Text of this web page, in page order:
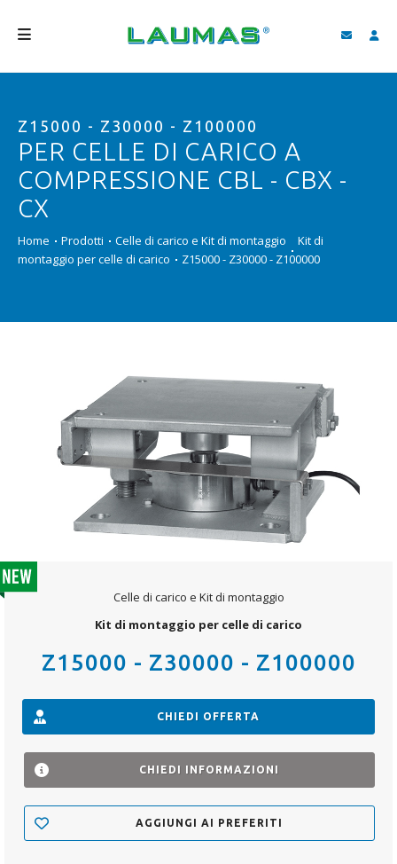
PRODOTTI
SERVIZI
ASSISTENZA E DOWNLOAD
VIDEO
Z15000 - Z30000 - Z100000
PER CELLE DI CARICO A
COMPRESSIONE CBL - CBX -
CX
Home Prodotti Celle di carico e Kit di montaggio
Kit di
montaggio per celle di carico
Z15000 - Z30000 - Z100000
Celle di carico e Kit di montaggio
Kit di montaggio per celle di carico
Z15000 - Z30000 - Z100000
CHIEDI OFFERTA
CHIEDI INFORMAZIONI
AGGIUNGI AI PREFERITI